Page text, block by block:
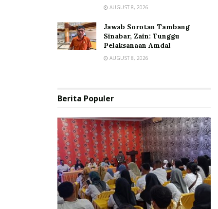
AUGUST 8, 2026
Jawab Sorotan Tambang
Sinabar, Zain: Tunggu
Pelaksanaan Amdal
AUGUST 8, 2026
Berita Populer